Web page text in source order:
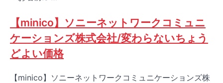
【minico】ソニーネットワークコミュニ
ケーションズ株式会社/変わらないちょう
どよい価格
【minico】ソニーネットワークコミュニケーションズ株